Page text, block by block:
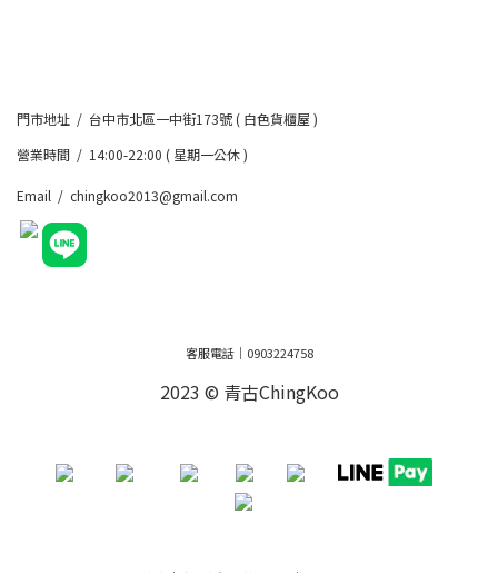
門市地址 / 台中市北區一中街173號 ( 白色貨櫃屋 )
營業時間 / 14:00-22:00 ( 星期一公休 )
Email / chingkoo2013@gmail.com
客服電話｜0903224758
2023 © 青古ChingKoo